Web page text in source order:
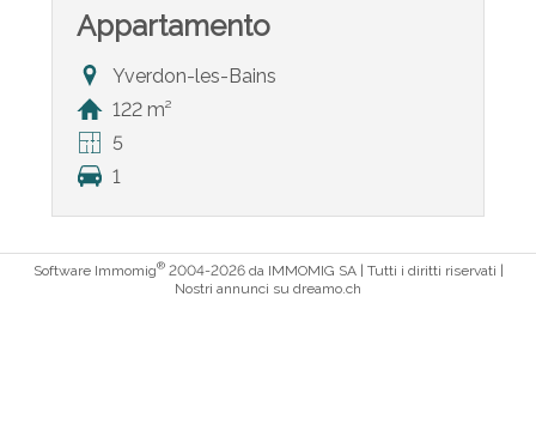
Appartamento
Yverdon-les-Bains
122 m²
5
1
Software Immomig®2004-2026 da IMMOMIG SA | Tutti i diritti riservati |
Nostri annunci su dreamo.ch